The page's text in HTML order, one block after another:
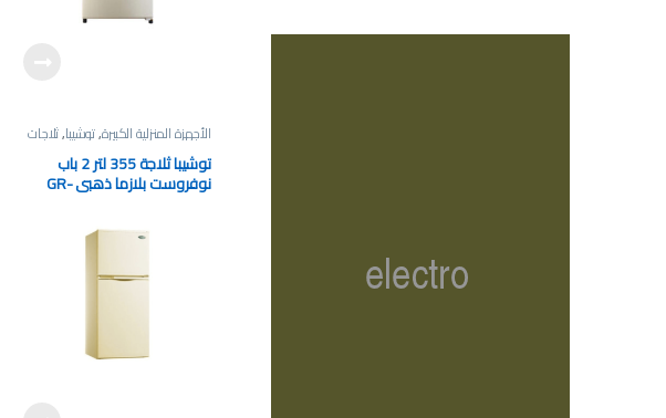
الأجهزة المنزلية الكبيرة,توشيبا,ثلاجات
توشيبا ثلاجة 355 لتر 2 باب
نوفروست بلازما ذهبي GR-